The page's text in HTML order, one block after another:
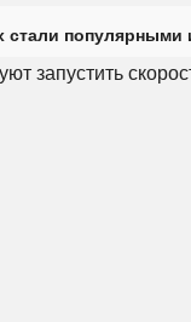
популярными